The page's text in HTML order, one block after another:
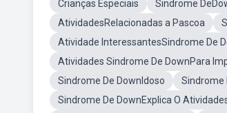
Crianças Especiais
Sindrome
AtividadesRelacionadas a Pascoa
Atividade InteressantesSindrome De
Atividades Sindrome De DownPara
Sindrome De DownIdoso
Sindrome
Sindrome De DownExplica O